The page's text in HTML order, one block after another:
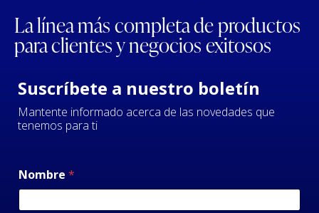
La línea más completa de productos
para clientes y negocios exitosos
Suscríbete a nuestro boletín
Mantente informado acerca de las novedades que
tenemos para ti
Nombre *